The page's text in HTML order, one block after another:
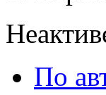
По